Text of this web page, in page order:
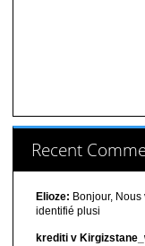
Recent
Elioze: Bonjour,
identifié plusi
krediti v